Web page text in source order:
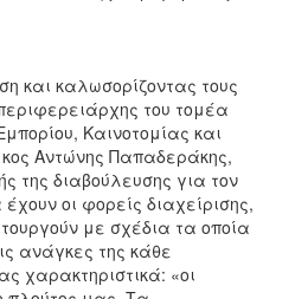
και καλωσορίζοντας τους
του τομέα
Καινοτομίας και
κος Αντώνης Παπαδεράκης,
της διαβούλευσης για τον
οι φορείς διαχείρισης,
με σχέδια τα οποία
ανάγκες της κάθε
χαρακτηριστικά: «οι